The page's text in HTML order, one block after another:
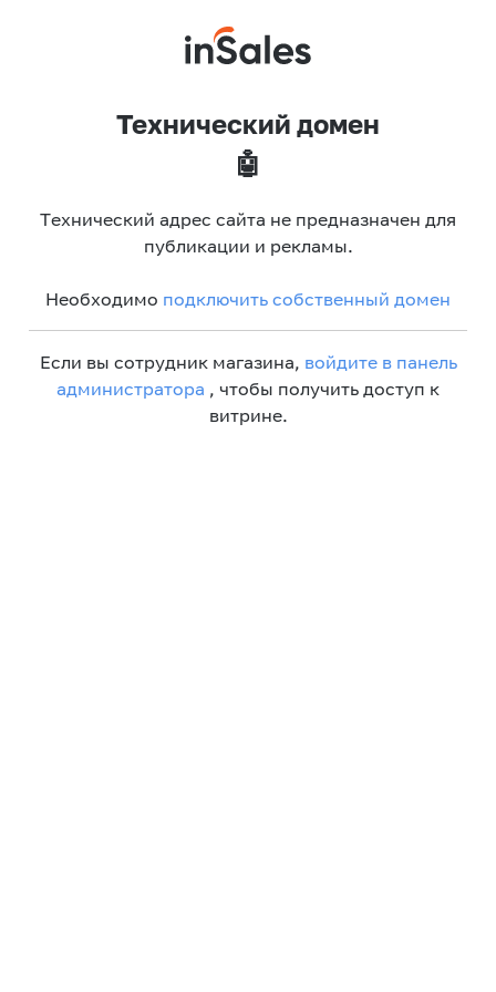
Технический домен
🤖
Технический адрес сайта не предназначен для
публикации и рекламы.
Необходимо подключить собственный домен
Если вы сотрудник магазина, войдите в панель
администратора , чтобы получить доступ к
витрине.